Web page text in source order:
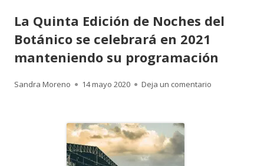
La Quinta Edición de Noches del
Botánico se celebrará en 2021
manteniendo su programación
Autor
Sandra Moreno
Publicado
14 mayo 2020 Deja un comentario